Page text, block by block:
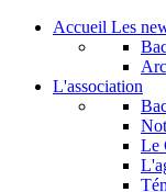
Accueil Les
L'association
Le